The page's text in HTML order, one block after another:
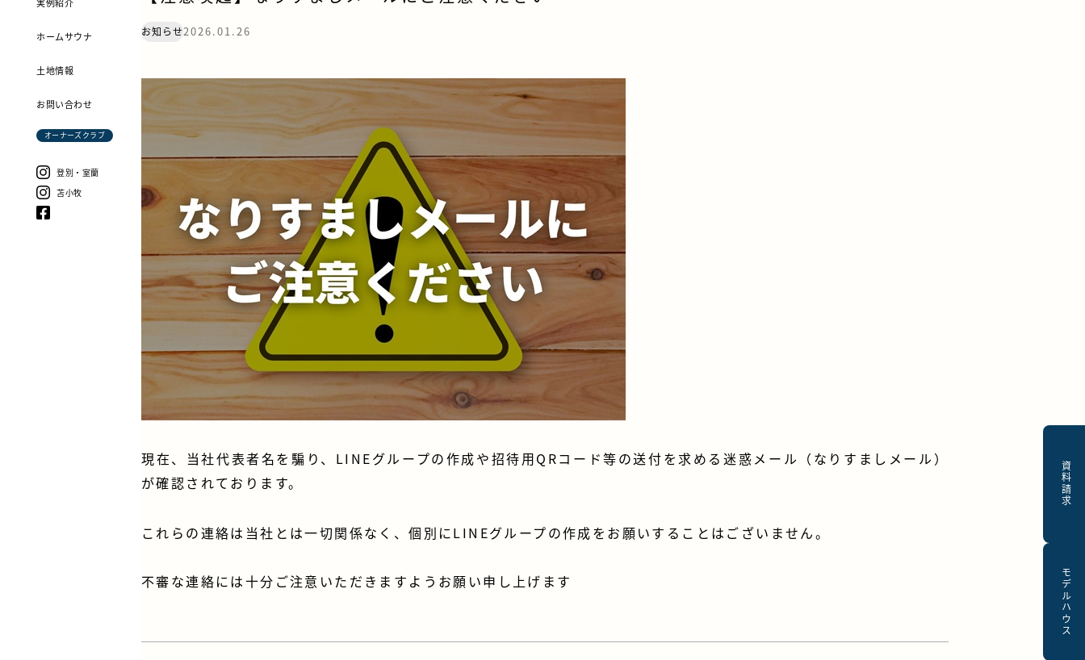
ホームサウナ
土地情報
お問い合わせ
オーナーズクラブ
登別・室蘭
苫小牧
資料請求
モデルハウス
お知らせ2026.01.26
現在、当社代表者名を騙り、LINEグループの作成や招待用QRコード等の送付を求める迷惑メール（なりすましメール）
が確認されております。
これらの連絡は当社とは一切関係なく、個別にLINEグループの作成をお願いすることはございません。
不審な連絡には十分ご注意いただきますようお願い申し上げます